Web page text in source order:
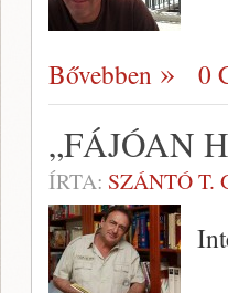
Bővebben 0
„FÁJÓAN
ÍRTA: SZÁNTÓ T.